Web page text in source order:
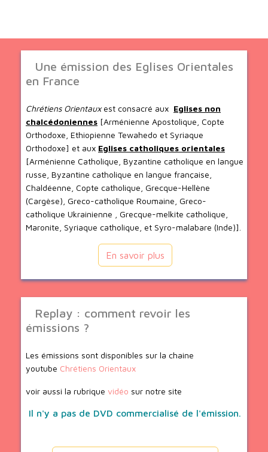
Une émission des Eglises Orientales
en France
Chrétiens Orientauxest consacré aux Eglises non
chalcédoniennes [Arménienne Apostolique, Copte
Orthodoxe, Ethiopienne Tewahedo et Syriaque
Orthodoxe] et aux Eglises catholiques orientales
[Arménienne Catholique, Byzantine catholique en langue
russe, Byzantine catholique en langue française,
Chaldéenne, Copte catholique, Grecque-Hellène
(Cargèse), Greco-catholique Roumaine, Greco-
catholique Ukrainienne , Grecque-melkite catholique,
Maronite, Syriaque catholique, et Syro-malabare (Inde)].
En savoir plus
Replay : comment revoir les
émissions ?
Les émissions sont disponibles sur la chaine
youtube Chrétiens Orientaux
voir aussi la rubrique vidéo sur notre site
Il n'y a pas de DVD commercialisé de l'émission.